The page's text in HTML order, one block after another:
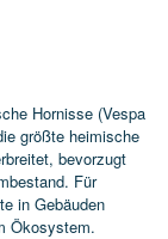
Hornisse (Vespa
größte heimische
bevorzugt
Für
in Gebäuden
Ökosystem.